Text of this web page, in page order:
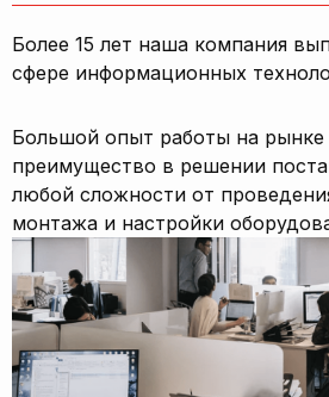
Более 15 лет наша компания
сфере информационных
Большой опыт работы на рынке
преимущество в решении
любой сложности от
монтажа и настройки